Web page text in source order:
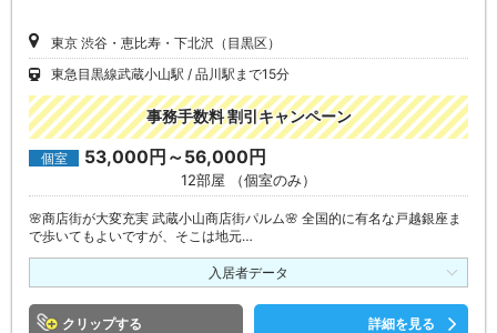
東京 渋谷・恵比寿・下北沢（目黒区）
東急目黒線武蔵小山駅
品川駅まで15分
事務手数料 割引キャンペーン
個室 53,000円～56,000円
12部屋 （個室のみ）
🌸商店街が大変充実 武蔵小山商店街パルム🌸 全国的に有名な戸越銀座ま
で歩いてもよいですが、そこは地元…
入居者データ
クリップ 詳細を見る